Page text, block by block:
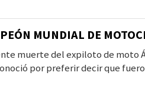
MUNDIAL DE
muerte del expiloto de moto
por preferir decir que